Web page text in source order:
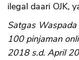
ilegal daari OJK,
Satgas Waspada
100 pinjaman
2018 s.d. April